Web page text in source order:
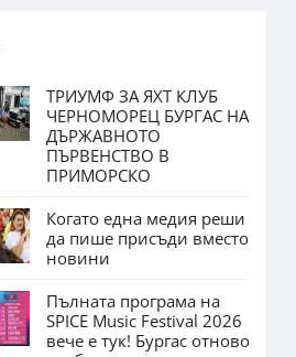
ТРИУМФ ЗА ЯХТ КЛУБ
ЧЕРНОМОРЕЦ БУРГАС НА
ДЪРЖАВНОТО
ПЪРВЕНСТВО В
ПРИМОРСКО
Когато една медия реши
да пише присъди вместо
новини
Пълната програма на
SPICE Music Festival 2026
вече е тук! Бургас отново